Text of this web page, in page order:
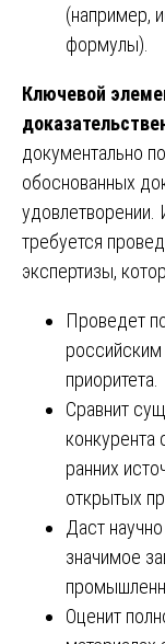
(например,
формулы).
Ключевой
документально
обоснованных
удовлетворении.
требуется
экспертизы,
Проведет
приоритета.
Сравнит
конкурента
ранних
открытых
Даст
значимое
Оценит